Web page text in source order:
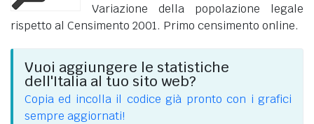
Variazione della popolazione legale
rispetto al Censimento 2001. Primo censimento online.
Vuoi aggiungere le statistiche
dell'Italia al tuo sito web?
Copia ed incolla il codice già pronto con i grafici
sempre aggiornati!